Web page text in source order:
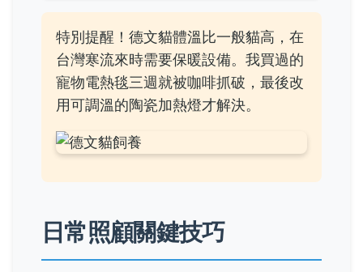
特別提醒！德文貓體溫比一般貓高，在
台灣寒流來時需要保暖設備。我買過的
寵物電熱毯三週就被咖啡抓破，最後改
用可調溫的陶瓷加熱燈才解決。
日常照顧關鍵技巧